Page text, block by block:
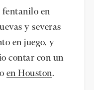
fentanilo en
y severas
en juego, y
contar con un
en Houston.